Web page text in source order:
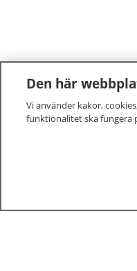
Den här
Vi använder kakor,
funktionalitet ska fungera